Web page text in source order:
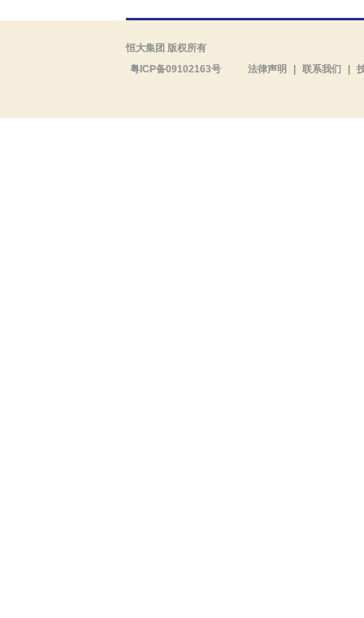
恒大集团 版权所有
粤ICP备09102163号
法律声明 联系我们